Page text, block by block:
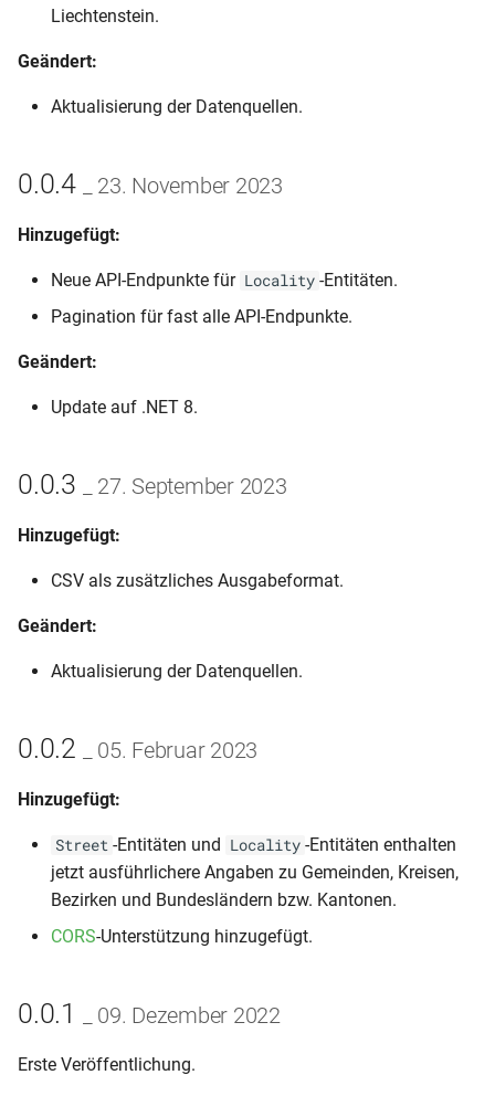
Liechtenstein.
Geändert:
Aktualisierung der Datenquellen.
0.0.4 _ 23. November 2023
Hinzugefügt:
Neue API-Endpunkte für Locality -Entitäten.
Pagination für fast alle API-Endpunkte.
Geändert:
Update auf .NET 8.
0.0.3 _ 27. September 2023
Hinzugefügt:
CSV als zusätzliches Ausgabeformat.
Geändert:
Aktualisierung der Datenquellen.
0.0.2 _ 05. Februar 2023
Hinzugefügt:
Street -Entitäten und Locality -Entitäten enthalten
jetzt ausführlichere Angaben zu Gemeinden, Kreisen,
Bezirken und Bundesländern bzw. Kantonen.
CORS-Unterstützung hinzugefügt.
0.0.1 _ 09. Dezember 2022
Erste Veröffentlichung.